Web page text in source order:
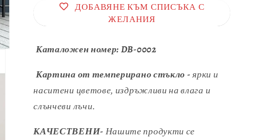
ДОБАВЯНЕ КЪМ СПИСЪКА С
ЖЕЛАНИЯ
Каталожен номер: DB-0002
Картина от темперирано стъкло -ярки и
наситени цветове, издръжливи на влага и
слънчеви лъчи.
КАЧЕСТВЕНИ- Нашите продукти се